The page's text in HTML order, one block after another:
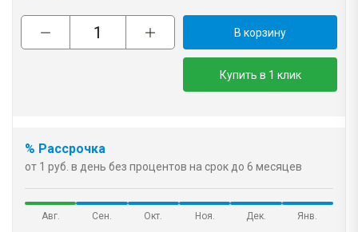
В корзину
Купить в 1 клик
% Рассрочка
от 1 руб. в день без процентов на срок до 6 месяцев
Авг. Сен. Окт. Ноя. Дек. Янв.